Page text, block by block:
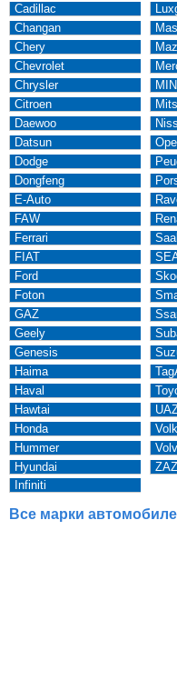
Cadillac
Changan
Chery
Chevrolet
Chrysler
Citroen
Daewoo
Datsun
Dodge
Dongfeng
E-Auto
FAW
Ferrari
FIAT
Ford
Foton
GAZ
Geely
Genesis
Haima
Haval
Hawtai
Honda
Hummer
Hyundai
Infiniti
MINI
Opel
ZAZ
Все марки